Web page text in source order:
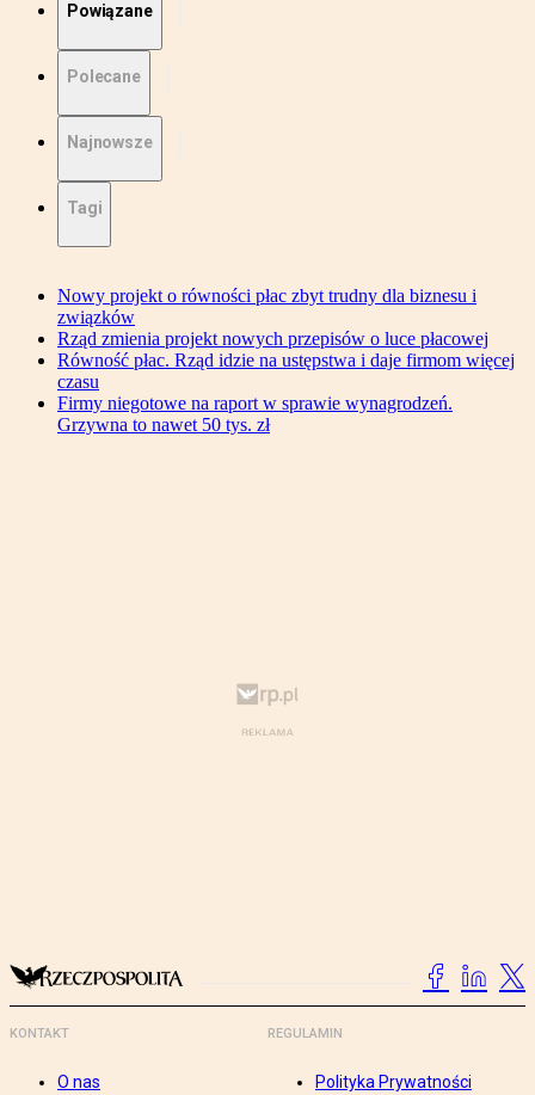
Powiązane
Polecane
Najnowsze
Tagi
Nowy projekt o równości płac zbyt trudny dla biznesu i
związków
Rząd zmienia projekt nowych przepisów o luce płacowej
Równość płac. Rząd idzie na ustępstwa i daje firmom więcej
czasu
Firmy niegotowe na raport w sprawie wynagrodzeń.
Grzywna to nawet 50 tys. zł
KONTAKT
O nas
REGULAMIN
Polityka Prywatności